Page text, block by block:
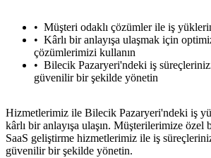
Müşteri odaklı çözümler ile iş
Kârlı bir anlayışa ulaşmak için
çözümlerimizi kullanın
Bilecik Pazaryeri'ndeki iş
güvenilir bir şekilde yönetin
Hizmetlerimiz ile Bilecik Pazaryeri'ndeki iş
kârlı bir anlayışa ulaşın. Müşterilerimize özel
SaaS geliştirme hizmetlerimiz ile iş
güvenilir bir şekilde yönetin.